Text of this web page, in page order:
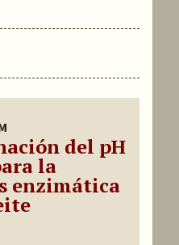
del pH
la
enzimática